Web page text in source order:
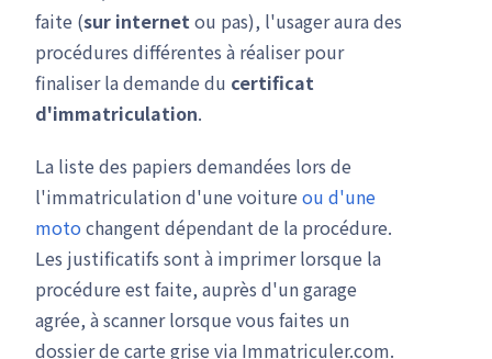
faite (sur internetou pas), l'usager aura des
procédures différentes à réaliser pour
finaliser la demande du certificat
d'immatriculation.
La liste des papiers demandées lors de
l'immatriculation d'une voiture ou d'une
motochangent dépendant de la procédure.
Les justificatifs sont à imprimer lorsque la
procédure est faite, auprès d'un garage
agrée, à scanner lorsque vous faites un
dossier de carte grise via Immatriculer.com.